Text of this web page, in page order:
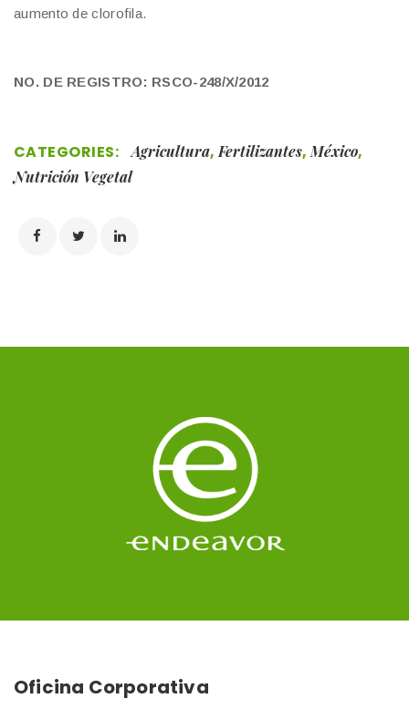
aumento de clorofila.
NO. DE REGISTRO: RSCO-248/X/2012
CATEGORIES: Agricultura,Fertilizantes,México,
Nutrición Vegetal
Oficina Corporativa